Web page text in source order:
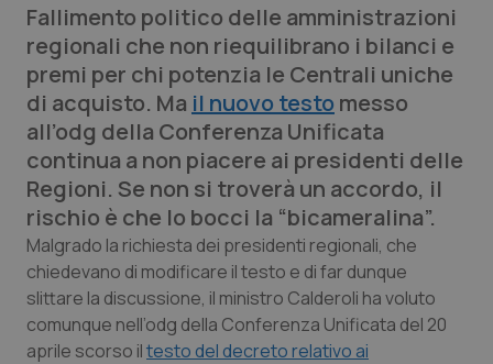
Lettere al direttore
Edizioni Regionali
QS Pro
Professionisti Sanitari.AI
Abruzzo
Basilicata
QS Pro Gold
Artrite & artrosi
QS Club Newsletter
Fallimento politico delle amministrazioni
regionali che non riequilibrano i bilanci e
premi per chi potenzia le Centrali uniche
di acquisto. Ma il nuovo testo messo
all’odg della Conferenza Unificata
continua a non piacere ai presidenti delle
Regioni. Se non si troverà un accordo, il
rischio è che lo bocci la “bicameralina”.
Malgrado la richiesta dei presidenti regionali, che
chiedevano di modificare il testo e di far dunque
slittare la discussione, il ministro Calderoli ha voluto
comunque nell’odg della Conferenza Unificata del 20
aprile scorso iltesto del decreto relativo ai